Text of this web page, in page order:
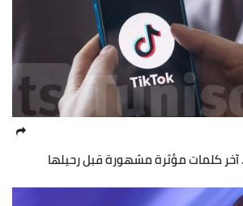
آخر كلمات مؤثرة مشهورة قبل رحيلها